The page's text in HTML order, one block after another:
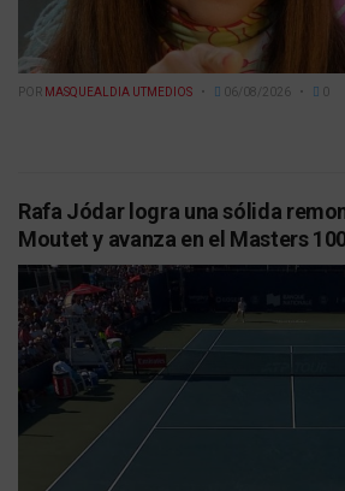
POR MASQUEALDIA UTMEDIOS 06/08/2026 0
Rafa Jódar logra una sólida
Moutet y avanza en el Masters